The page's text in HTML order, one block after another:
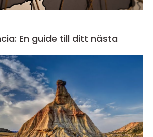
En guide till ditt nästa